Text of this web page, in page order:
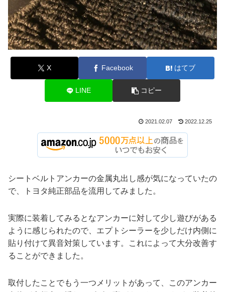
X Facebook はてブ
LINE コピー
2021.02.07 2022.12.25
シートベルトアンカーの金属丸出し感が気になっていたの
で、トヨタ純正部品を流用してみました。
実際に装着してみるとなアンカーに対して少し遊びがある
ように感じられたので、エプトシーラーを少しだけ内側に
貼り付けて異音対策しています。これによって大分改善す
ることができました。
取付したことでもう一つメリットがあって、このアンカー